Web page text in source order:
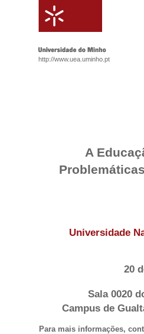
http://www.uea.uminho.pt
A
Universidade
20
Sala 0020
Campus de
Para mais informações,